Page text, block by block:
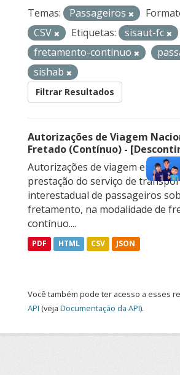
Temas: Passageiros
CSV
Etiquetas:
sisaut-fc
fretamento-continuo
sishab
Filtrar Resultados
Autorizações de Viagem
Fretado (Contínuo) -
Autorizações de viagem
prestação do serviço de
interestadual de passageiros
fretamento, na modalidade de
contínuo....
PDF HTML CSV JSON
Você também pode ter acesso a esses
API (veja Documentação da API).